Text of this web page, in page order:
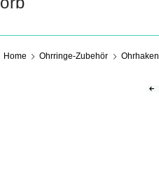
Home Ohrringe-Zubehör Ohrhaken
Beitragsnavigation